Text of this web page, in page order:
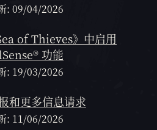
: 09/04/2026
of Thieves》中启用
功能
: 19/03/2026
和更多信息请求
: 11/06/2026